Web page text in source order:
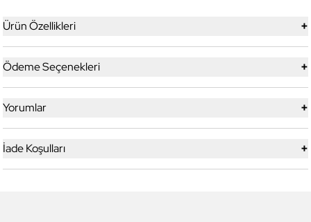
Ürün Özellikleri +
Ödeme Seçenekleri +
Yorumlar +
İade Koşulları +